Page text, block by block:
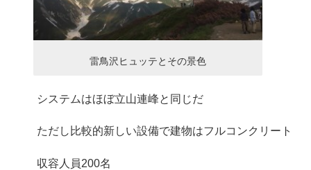
雷鳥沢ヒュッテとその景色
システムはほぼ立山連峰と同じだ
ただし比較的新しい設備で建物はフルコンクリート
収容人員200名